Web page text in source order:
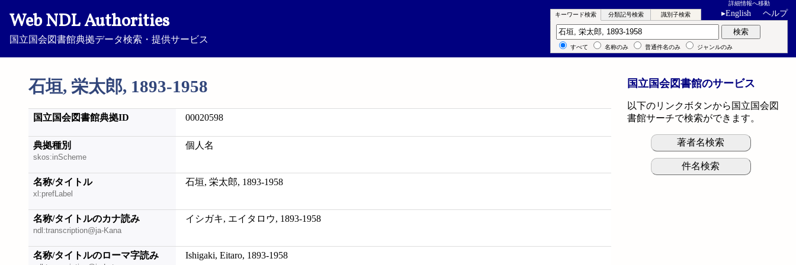
Web NDL Authorities
国立国会図書館典拠データ検索・提供サービス
詳細情報へ移動
▸English ヘルプ
石垣, 栄太郎, 1893-1958
キーワード検索 分類記号検索 識別子検索
キーワード検索 検索
すべて 名称のみ 普通件名のみ ジャンルのみ
国立国会図書館典拠ID 00020598
典拠種別
skos:inScheme
個人名
名称/タイトル
xl:prefLabel
石垣, 栄太郎, 1893-1958
名称/タイトルのカナ読み
ndl:transcription@ja-Kana
イシガキ, エイタロウ, 1893-1958
名称/タイトルのローマ字読み Ishigaki, Eitaro, 1893-1958
国立国会図書館のサービス
以下のリンクボタンから国立国会図
書館サーチで検索ができます。
著者名検索
件名検索